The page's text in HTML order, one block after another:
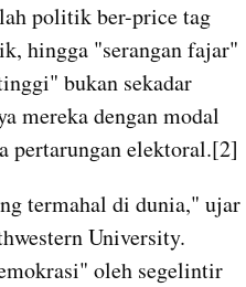
politik ber-price tag
hingga "serangan fajar"
bukan sekadar
mereka dengan modal
pertarungan elektoral.[2]
termahal di dunia," ujar
University.
oleh segelintir